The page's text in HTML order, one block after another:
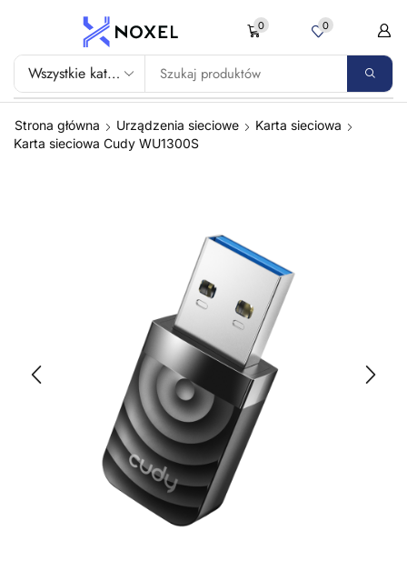
0 0
Strona główna Urządzenia sieciowe
Karta sieciowa
Karta sieciowa Cudy WU1300S